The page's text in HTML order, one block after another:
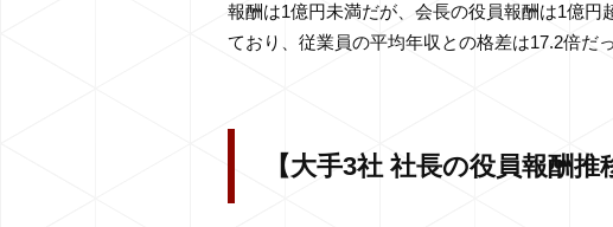
報酬は1億円未満だが、会長の役員報酬は1億円
ており、従業員の平均年収との格差は17.2倍だっ
【大手3社 社長の役員報酬